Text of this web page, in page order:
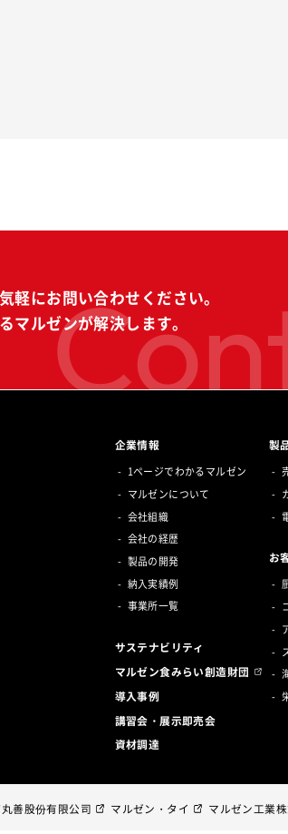
軽にお問い合わせください。
マルゼンが解決します。
企業情報
1ページでわかるマルゼン
マルゼンについて
会社組織
会社の経歴
製品の開発
納入実績例
事業所一覧
サステナビリティ
マルゼン食みらい創造財団
導入事例
講習会・展示即売会
資材調達
製
お
善股份有限公司 マルゼン・タイ マルゼン工業